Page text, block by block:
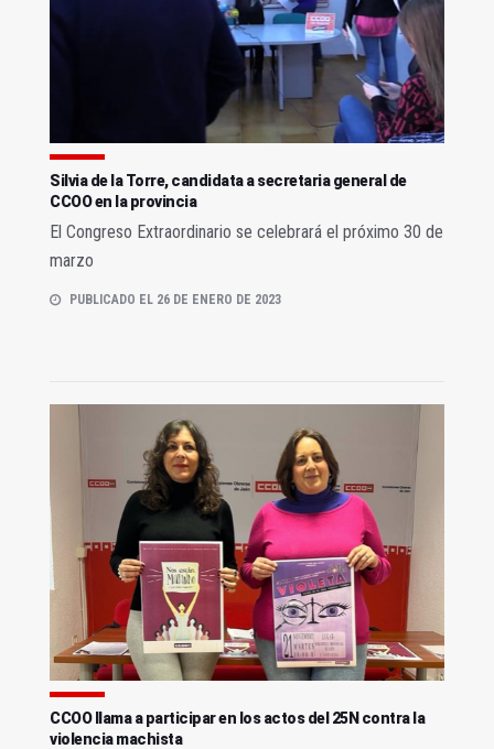
Silvia de la Torre, candidata a secretaria general de
CCOO en la provincia
El Congreso Extraordinario se celebrará el próximo 30 de
marzo
PUBLICADO EL 26 DE ENERO DE 2023
CCOO llama a participar en los actos del 25N contra la
violencia machista